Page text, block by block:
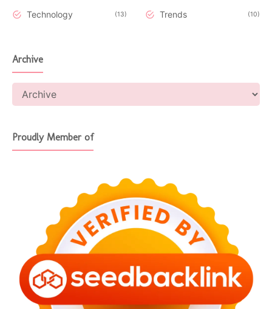
Technology 13 Trends 10
Archive
Proudly Member of